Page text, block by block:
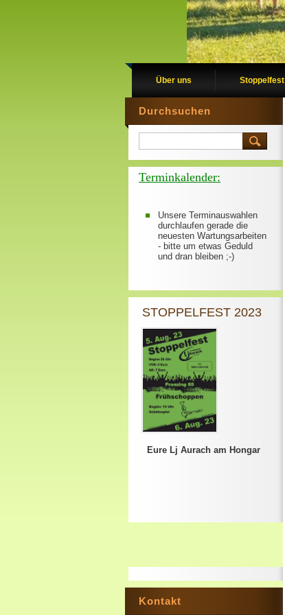
Über uns Stoppelfest
Durchsuchen
Terminkalender:
Unsere Terminauswahlen
durchlaufen gerade die
neuesten Wartungsarbeiten
- bitte um etwas Geduld
und dran bleiben ;-)
STOPPELFEST 2023
Eure Lj Aurach am Hongar
Kontakt